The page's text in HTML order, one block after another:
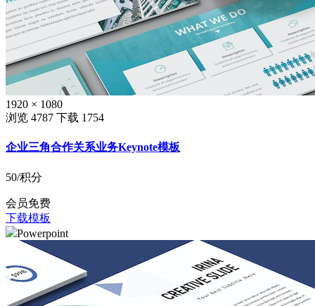
1920 × 1080
浏览 4787 下载 1754
企业三角合作关系业务Keynote模板
50/积分
会员免费
下载模板
Powerpoint